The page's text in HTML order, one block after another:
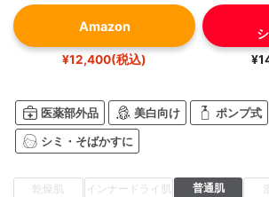
Amazon
¥12,400(税込)
医薬部外品 美白向け ポンプ式
シミ・そばかすに
乾燥肌 インナードライ肌 普通肌